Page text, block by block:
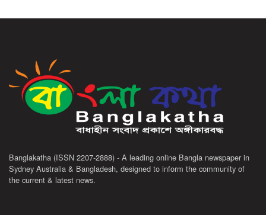
Banglakatha (ISSN 2207-2888) - A leading online Bangla newspaper in
Sydney Australia & Bangladesh, designed to inform the community of
the current & latest news.